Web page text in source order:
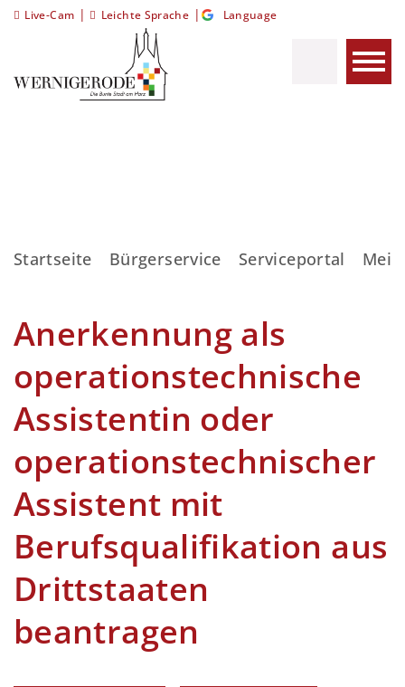
Live-Cam | Leichte Sprache | Language
Startseite Bürgerservice Serviceportal
Anerkennung als
operationstechnische
Assistentin oder
operationstechnischer
Assistent mit
Berufsqualifikation aus
Drittstaaten
beantragen